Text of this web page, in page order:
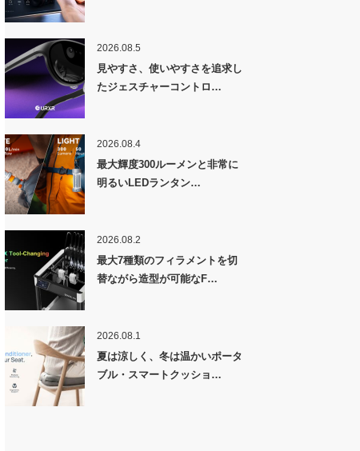
2026.08.5
見やすさ、使いやすさを追求し
たジェスチャーコントロ…
2026.08.4
最大輝度300ルーメンと非常に
明るいLEDランタン…
2026.08.2
最大7種類のフィラメントを切
替ながら造型が可能なF…
2026.08.1
夏は涼しく、冬は温かいポータ
ブル・スマートクッショ…